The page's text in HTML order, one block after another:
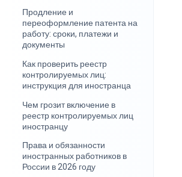
Продление и
переоформление патента на
работу: сроки, платежи и
документы
Как проверить реестр
контролируемых лиц:
инструкция для иностранца
Чем грозит включение в
реестр контролируемых лиц
иностранцу
Права и обязанности
иностранных работников в
России в 2026 году